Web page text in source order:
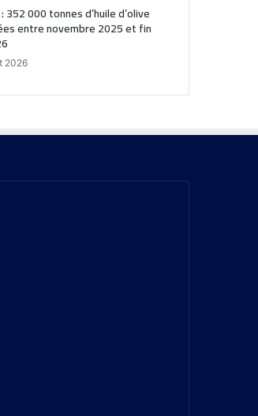
352 000 tonnes d’huile d’olive
entre novembre 2025 et fin
2026